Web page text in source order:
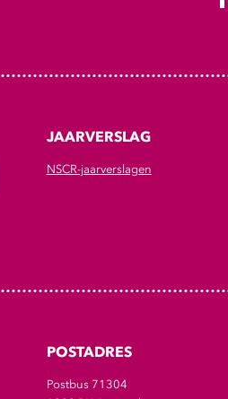
JAARVERSLAG
NSCR-jaarverslagen
POSTADRES
Postbus 71304